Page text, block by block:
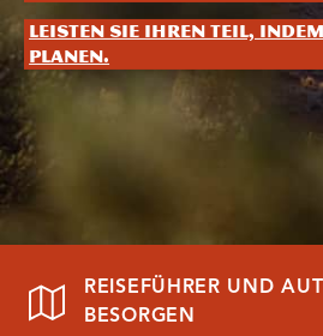
Leisten Sie Ihren Teil,
planen.
REISEFÜHRER UND
BESORGEN